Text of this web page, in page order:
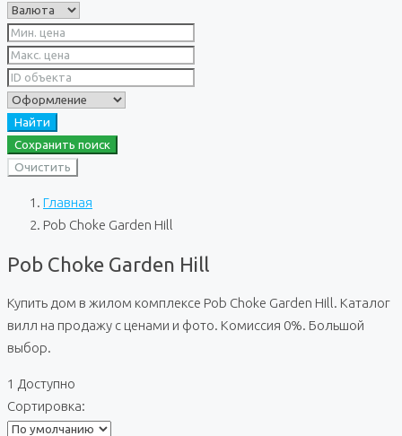
Найти
Сохранить поиск
Очистить
Главная
Pob Choke Garden Hill
Pob Choke Garden Hill
Купить дом в жилом комплексе Pob Choke Garden Hill. Каталог
вилл на продажу с ценами и фото. Комиссия 0%. Большой
выбор.
1 Доступно
Сортировка: